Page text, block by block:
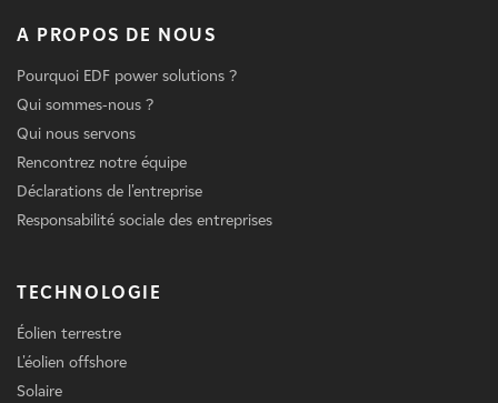
A PROPOS DE NOUS
Pourquoi EDF power solutions ?
Qui sommes-nous ?
Qui nous servons
Rencontrez notre équipe
Déclarations de l'entreprise
Responsabilité sociale des entreprises
TECHNOLOGIE
Éolien terrestre
L'éolien offshore
Solaire